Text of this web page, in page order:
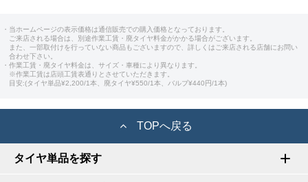
・当ホームページの表示価格は通信販売での購入価格となっております。
ご来店される場合は、別途作業工賃・廃タイヤ料金がかかる場合がございます。
また、一部取付けを行っていない商品もございますので、詳しくはご来店される店舗にお問い
合わせ下さい。
・作業工賃・廃タイヤ料金は、サイズ・車種により異なります。
※作業工賃は店頭工賃表通りとさせていただきます。
目安:(タイヤ単品¥2,200/1本、廃タイヤ¥550/1本、バルブ¥440円/1本)
TOPへ戻る
タイヤ単品を探す